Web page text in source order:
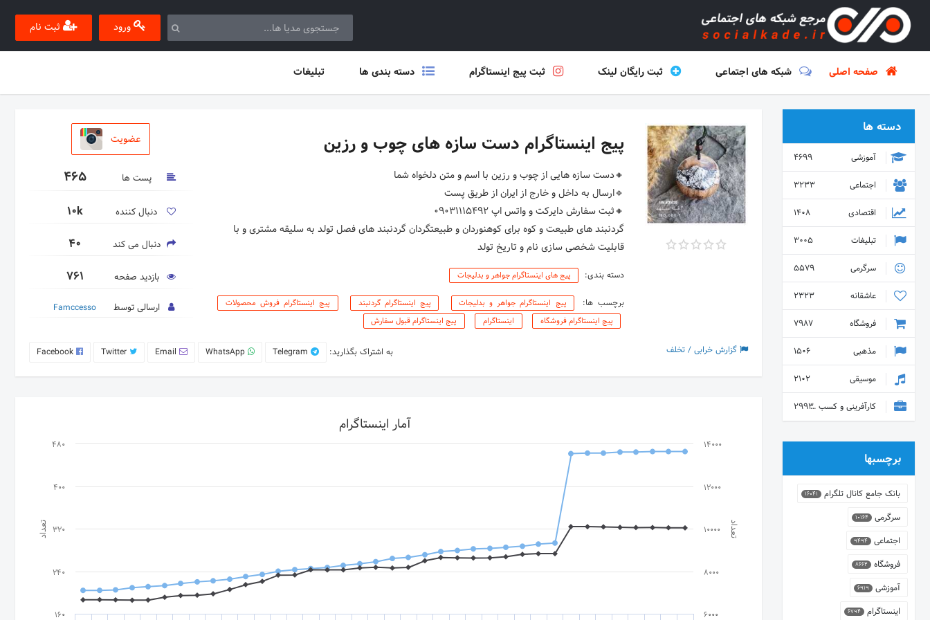
ورود ثبت نام
صفحه اصلی شبکه های اجتماعی ثبت رایگان لینک ثبت پیج اینستاگرام دسته بندی ها تبلیغات
پیج اینستاگرام دست سازه های چوب و رزین
🔹ارسال به داخل و خارج از ایران از طریق پست
گردنبند های طبیعت و کوه برای کوهنوردان و طبیعتگردان گردنبند های فصل تولد به سلیقه مشتری و با
قابلیت شخصی سازی نام و تاریخ تولد
دسته بندی: پیج های اینستاگرام جواهر و بدلیجات
برچسب ها: پیج اینستاگرام جواهر و بدلیجات پیج اینستاگرام گردنبند
پیج اینستاگرام فروش محصولات
پیج اینستاگرام فروشگاه
اینستاگرام پیج اینستاگرام قبول سفارش
عضویت
پست ها 465
دنبال کننده 10k
دنبال می کند 40
بازدید صفحه 761
ارسالی توسط Famccesso
به اشتراک بگذارید: Telegram
WhatsApp
Email
Twitter
Facebook گزارش خرابی / تخلف
تعداد تعداد
آمار اینستاگرام
160
240
320
400
480
6000
8000
10000
12000
14000
دسته ها
آموزشی
4699
اجتماعی
3233
اقتصادی
1408
تبلیغات
3005
سرگرمی
5579
عاشقانه
2323
فروشگاه
7987
مذهبی
1506
موسیقی
2102
کارآفرینی و کسب و کار 2993
برچسبها
بانک جامع کانال تلگرام 16041
سرگرمی 10164
اجتماعی 9494
فروشگاه 8662
آموزشی 6919
اینستاگرام 6794